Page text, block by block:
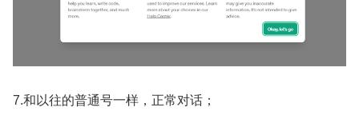
7.和以往的普通号一样，正常对话；